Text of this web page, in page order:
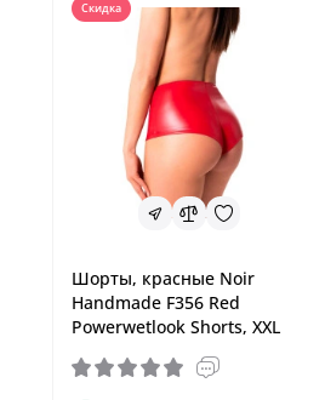
Скидка
Шорты, красные Noir
Handmade F356 Red
Powerwetlook Shorts, XXL